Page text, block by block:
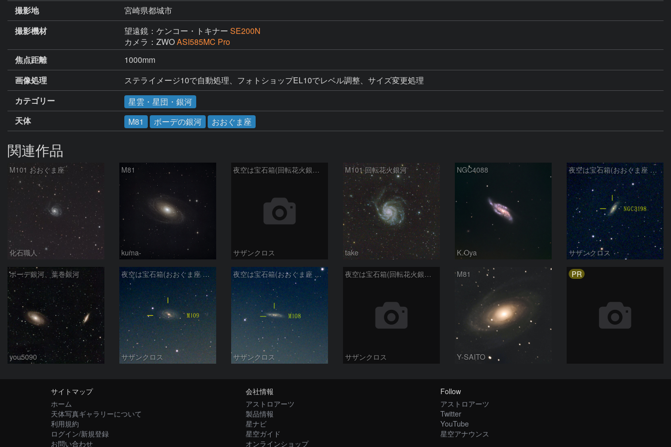
撮影地
宮崎県都城市
撮影機材
望遠鏡：ケンコー・トキナー SE200N
カメラ：ZWOASI585MC Pro
焦点距離
1000mm
画像処理
ステライメージ10で自動処理、フォトショップEL10でレベル調整、サイズ変更処理
カテゴリー
星雲・星団・銀河
天体
M81 ボーデの銀河 おおぐま座
関連作品
M101 おおぐま座
化石職人
M81
kuma-
夜空は宝石箱(回転花火銀河 M101) Seestar50
サザンクロス
M101 回転花火銀河
take
NGC4088
K.Oya
夜空は宝石箱(おおぐま座 NGC3198) Seestar50
サザンクロス
ボーデ銀河、葉巻銀河
you5090
夜空は宝石箱(おおぐま座 M109) Seestar50
サザンクロス
夜空は宝石箱(おおぐま座 M108) Seestar50
サザンクロス
夜空は宝石箱(回転花火銀河 M101) Seestar50
サザンクロス
M81
Y-SAITO
PR
サイトマップ
ホーム
天体写真ギャラリーについて
利用規約
ログイン/新規登録
お問い合わせ
会社情報
アストロアーツ
製品情報
星ナビ
星空ガイド
オンラインショップ
Follow
アストロアーツ
Twitter
YouTube
星空アナウンス